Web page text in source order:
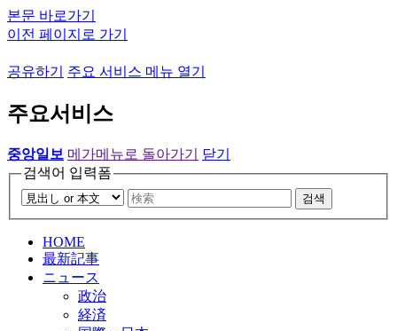
본문 바로가기
이전 페이지로 가기
공유하기 주요 서비스 메뉴 열기
주요서비스
중앙일보 메가메뉴로 돌아가기
닫기
검색어 입력폼
검색
HOME
最新記事
ニュース
政治
経済